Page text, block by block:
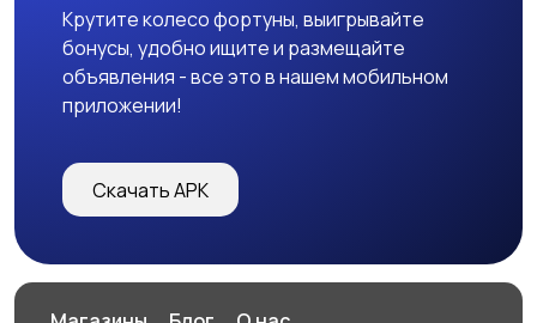
Крутите колесо фортуны, выигрывайте
бонусы, удобно ищите и размещайте
объявления - все это в нашем мобильном
приложении!
Скачать APK